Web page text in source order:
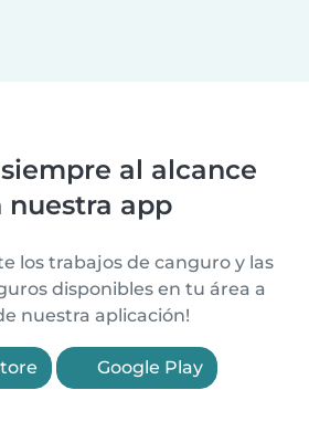
al alcance
nuestra app
los trabajos de canguro y las
disponibles en tu área a
nuestra aplicación!
Google Play